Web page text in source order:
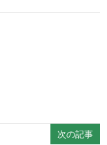
次の記事